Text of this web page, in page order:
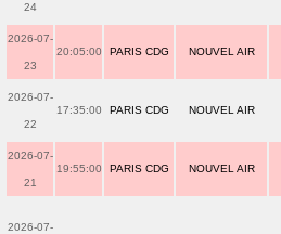
24
2026-07-
23
20:05:00 PARIS CDG NOUVEL AIR
2026-07-
22
17:35:00 PARIS CDG NOUVEL AIR
2026-07-
21
19:55:00 PARIS CDG NOUVEL AIR
2026-07-